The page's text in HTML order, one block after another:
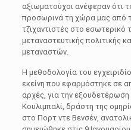
αξιωματούχοι ανέφεραν ότι
προσωρινά τη χώρα μας από
τζιχαντιστές στο εσωτερικό
μεταναστευτικής πολιτικής
μεταναστών.
Η μεθοδολογία του
εκείνη που εφαρμόστηκε σε
αρχές, για την εξουδετέρωση
Κουλιμπαλί, δράστη της
στο Πορτ ντε Βενσέν,